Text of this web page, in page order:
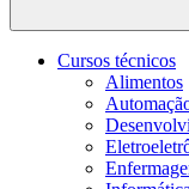
Cursos técnicos
Alimentos